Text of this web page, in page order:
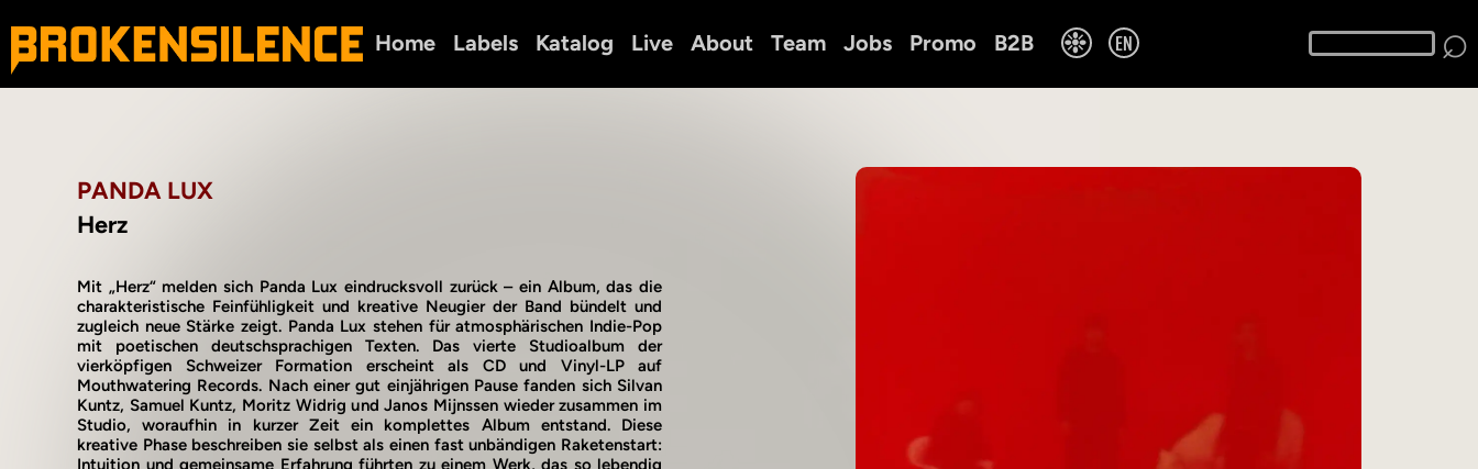
Home Labels Katalog Live About Team Jobs Promo B2B ❉ EN ⌕
PANDA LUX
Herz
Mit „Herz“ melden sich Panda Lux eindrucksvoll zurück – ein Album, das die
charakteristische Feinfühligkeit und kreative Neugier der Band bündelt und
zugleich neue Stärke zeigt. Panda Lux stehen für atmosphärischen Indie-Pop
mit poetischen deutschsprachigen Texten. Das vierte Studioalbum der
vierköpfigen Schweizer Formation erscheint als CD und Vinyl-LP auf
Mouthwatering Records. Nach einer gut einjährigen Pause fanden sich Silvan
Kuntz, Samuel Kuntz, Moritz Widrig und Janos Mijnssen wieder zusammen im
Studio, woraufhin in kurzer Zeit ein komplettes Album entstand. Diese
kreative Phase beschreiben sie selbst als einen fast unbändigen Raketenstart:
Intuition und gemeinsame Erfahrung führten zu einem Werk, das so lebendig